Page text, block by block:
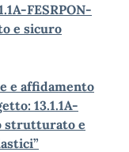
FESRPON-
e sicuro
e affidamento
13.1.1A-
strutturato e